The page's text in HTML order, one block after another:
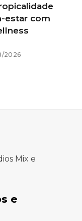
estar com
2026
Mix e
e